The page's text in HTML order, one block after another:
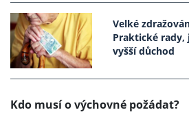
Velké
Praktické
vyšší důchod
Kdo musí o výchovné požádat?